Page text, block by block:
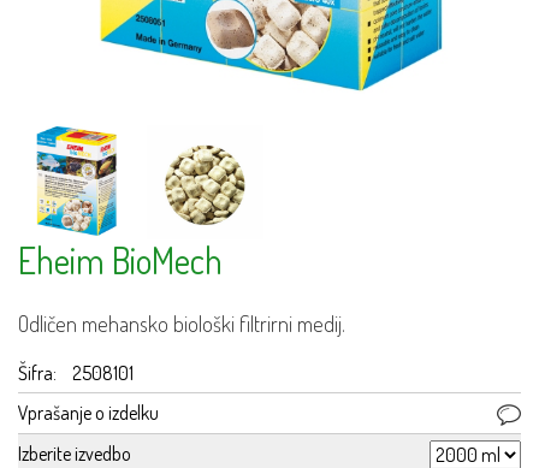
Eheim BioMech
Odličen mehansko biološki filtrirni medij.
Šifra:
2508101
Vprašanje o izdelku
Izberite izvedbo